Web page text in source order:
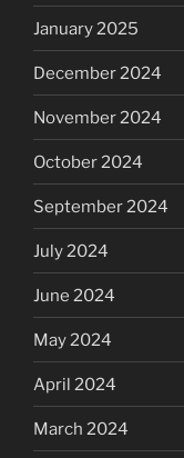
January 2025
December 2024
November 2024
October 2024
September 2024
July 2024
June 2024
May 2024
April 2024
March 2024